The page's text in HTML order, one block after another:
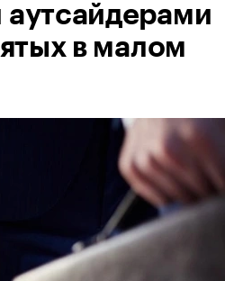
в малом